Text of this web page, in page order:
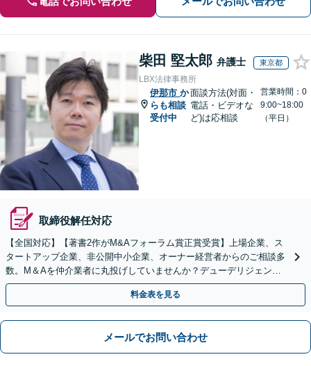
柴田 堅太郎 弁護士 東京都
LBX法律事務所
伊那市 か
らも相談
受付中
面談方法(対面・
電話・ビデオな
ど)は応相談
営業時間：0
9:00~18:00
（平日）
取締役解任対応
【全国対応】【著書2作がM&Aフォーラム賞正賞受賞】上場企業、ス
タートアップ企業、非公開中小企業、オーナー経営者からのご相談多
数。M＆Aを仲介業者に丸投げしていませんか？デューデリジェンス
や契約書作成・交渉はお任せください【初回無料】
料金表を見る
メールでお問い合わせ